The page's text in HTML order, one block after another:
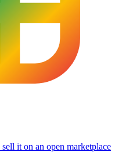
it on an open marketplace